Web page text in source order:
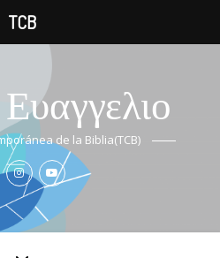
de la Biblia(TCB)
TCB